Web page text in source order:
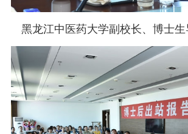
黑龙江中医药大学副校长、博士